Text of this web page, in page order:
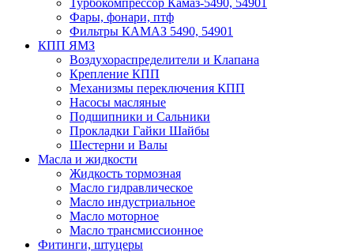
Турбокомпрессор Камаз-5490, 54901
Фары, фонари, птф
Фильтры КАМАЗ 5490, 54901
КПП ЯМЗ
Воздухораспределители и Клапана
Крепление КПП
Механизмы переключения КПП
Насосы масляные
Подшипники и Сальники
Прокладки Гайки Шайбы
Шестерни и Валы
Масла и жидкости
Жидкость тормозная
Масло гидравлическое
Масло индустриальное
Масло моторное
Масло трансмиссионное
Фитинги, штуцеры